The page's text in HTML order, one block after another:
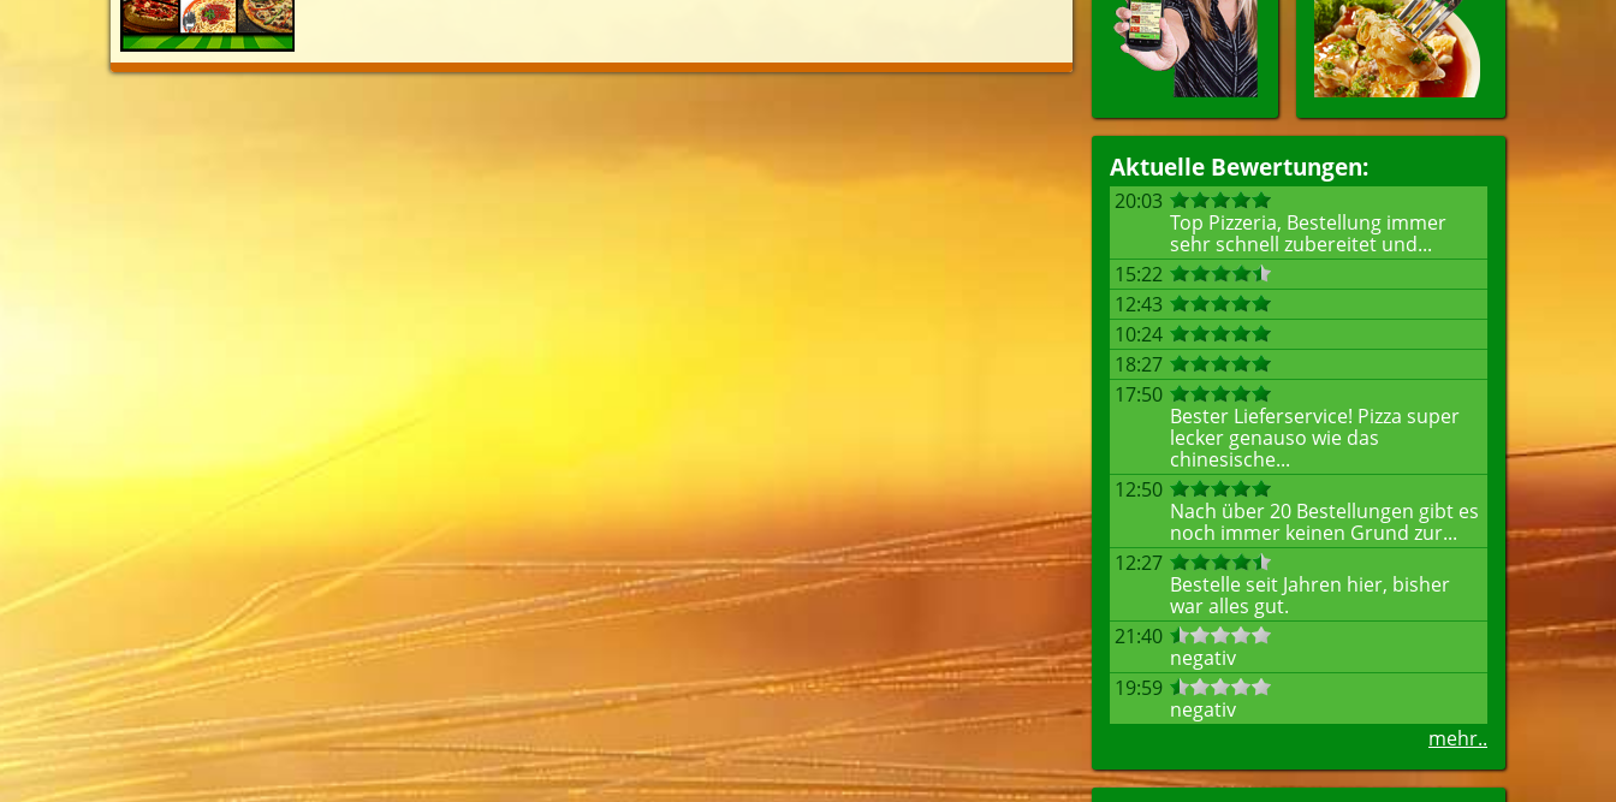
Aktuelle Bewertungen:
20:03
Top Pizzeria, Bestellung immer
sehr schnell zubereitet und...
15:22
12:43
10:24
18:27
17:50
Bester Lieferservice! Pizza super
lecker genauso wie das
chinesische...
12:50
Nach über 20 Bestellungen gibt es
noch immer keinen Grund zur...
12:27
Bestelle seit Jahren hier, bisher
war alles gut.
21:40
negativ
19:59
negativ
mehr..